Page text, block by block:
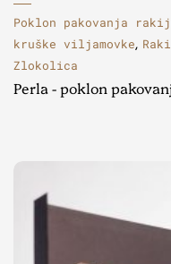
Poklon pakovanja
kruške viljamovke,
Zlokolica
Perla - poklon